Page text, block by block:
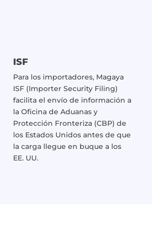
ISF
Para los importadores, Magaya
ISF (Importer Security Filing)
facilita el envío de información a
la Oficina de Aduanas y
Protección Fronteriza (CBP) de
los Estados Unidos antes de que
la carga llegue en buque a los
EE. UU.